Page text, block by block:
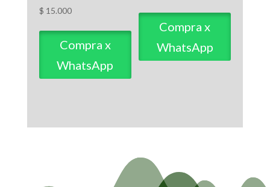
$ 15.000
Compra x
WhatsApp
Compra x
WhatsApp